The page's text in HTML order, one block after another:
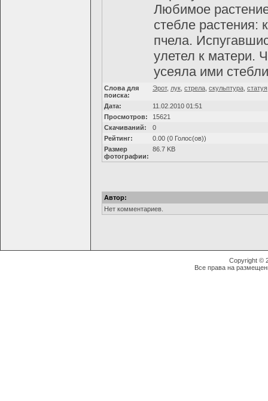
Любимое
стебле растения:
пчела.
улетел к матери.
усеяла ими
Слова для
поиска:
Эрот, лук стрела скульптура статуя
Дата:
11.02.2010 01:51
Просмотров:
15621
Скачиваний:
0
Рейтинг:
0.00 (0 Голос(ов))
Размер
фотографии:
86.7 KB
Автор:
Нет комментариев.
Copyright ©
Все права на